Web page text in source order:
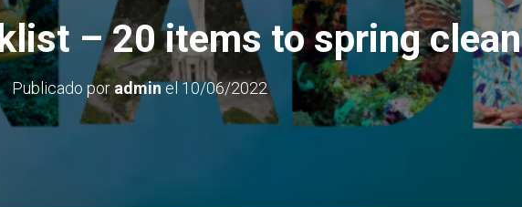
– 20 items to spring clean
Publicado poradminel10/06/2022